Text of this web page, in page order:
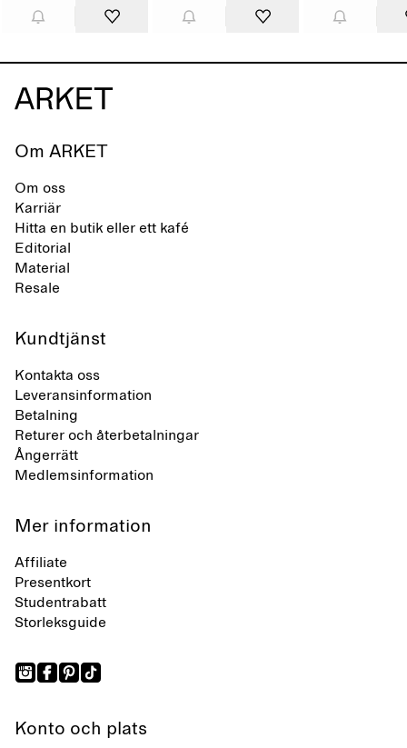
Om ARKET
Om oss
Karriär
Hitta en butik eller ett kafé
Editorial
Material
Resale
Kundtjänst
Kontakta oss
Leveransinformation
Betalning
Returer och återbetalningar
Ångerrätt
Medlemsinformation
Mer information
Affiliate
Presentkort
Studentrabatt
Storleksguide
Konto och plats